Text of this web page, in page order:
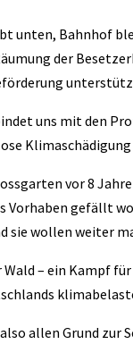
unten, Bahnhof
der
uns mit den
vor 8
Vorhaben gefällt
sie wollen weiter
Wald – ein Kampf
allen Grund